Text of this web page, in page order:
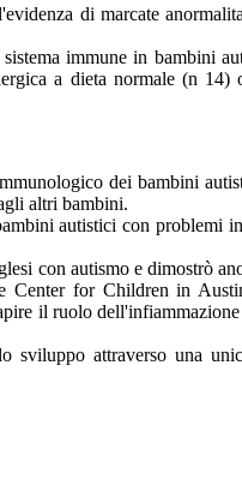
di marcate
immune in bambini
a dieta normale (n
dei bambini
altri bambini.
autistici con problemi
con autismo e dimostrò
for Children in
il ruolo
attraverso una